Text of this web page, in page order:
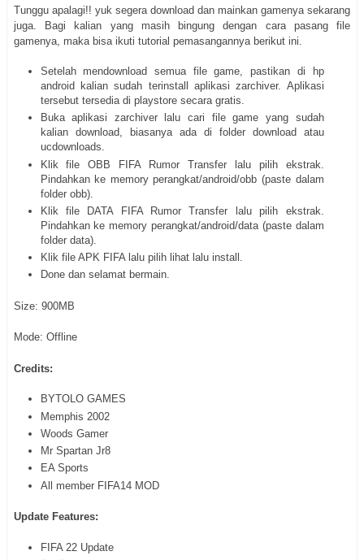
Tunggu apalagi!! yuk segera download dan mainkan gamenya sekarang
juga. Bagi kalian yang masih bingung dengan cara pasang file
gamenya, maka bisa ikuti tutorial pemasangannya berikut ini.
Setelah mendownload semua file game, pastikan di hp
android kalian sudah terinstall aplikasi zarchiver. Aplikasi
tersebut tersedia di playstore secara gratis.
Buka aplikasi zarchiver lalu cari file game yang sudah
kalian download, biasanya ada di folder download atau
ucdownloads.
Klik file OBB FIFA Rumor Transfer lalu pilih ekstrak.
Pindahkan ke memory perangkat/android/obb (paste dalam
folder obb).
Klik file DATA FIFA Rumor Transfer lalu pilih ekstrak.
Pindahkan ke memory perangkat/android/data (paste dalam
folder data).
Klik file APK FIFA lalu pilih lihat lalu install.
Done dan selamat bermain.
Size: 900MB
Mode: Offline
Credits:
BYTOLO GAMES
Memphis 2002
Woods Gamer
Mr Spartan Jr8
EA Sports
All member FIFA14 MOD
Update Features:
FIFA 22 Update